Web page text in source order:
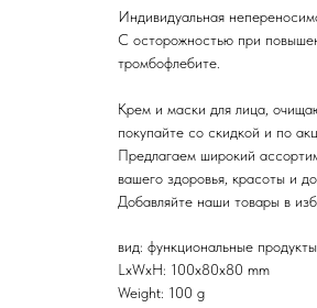
Индивидуальная
С осторожностью при
тромбофлебите.
Крем и маски для лица,
покупайте со скидкой и по
Предлагаем широкий
вашего здоровья, красоты и
Добавляйте наши товары в
вид: функциональные продукты
LxWxH: 100x80x80 mm
Weight: 100 g